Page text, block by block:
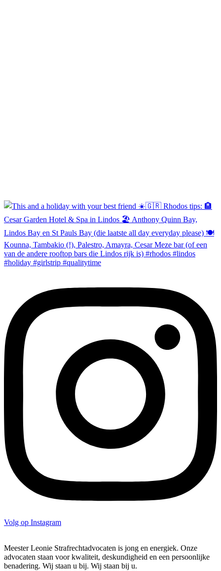
Volg op Instagram
Meester Leonie Strafrechtadvocaten is jong en energiek. Onze
advocaten staan voor kwaliteit, deskundigheid en een persoonlijke
benadering. Wij staan u bij. Wij staan bij u.